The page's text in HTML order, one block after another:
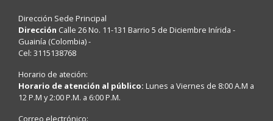
Dirección Sede Principal
Dirección Calle 26 No. 11-131 Barrio 5 de Diciembre Inírida -
Guainía (Colombia) -
Cel: 3115138768
Horario de ateción:
Horario de atención al público: Lunes a Viernes de 8:00 A.M a
12 P.M y 2:00 P.M. a 6:00 P.M.